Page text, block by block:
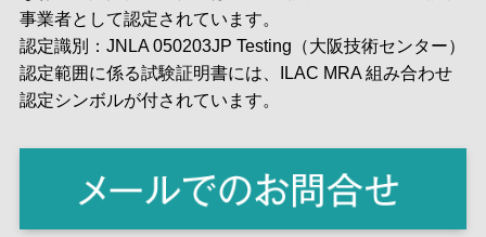
事業者として認定されています。
認定識別：JNLA 050203JP Testing（大阪技術センター）
認定範囲に係る試験証明書には、ILAC MRA 組み合わせ
認定シンボルが付されています。